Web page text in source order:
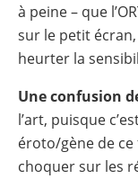
à peine – que
sur le petit
heurter la
Une confusion
l’art, puisque
éroto/gène de
choquer sur les